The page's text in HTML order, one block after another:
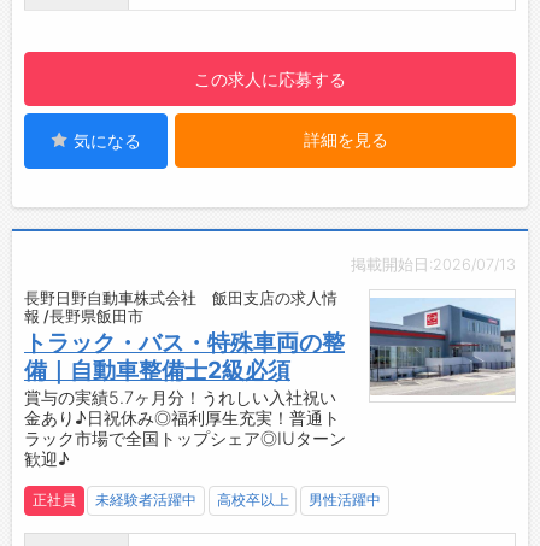
㈱天龍は、釣竿「ＴＥＮＲＹＵ」を手掛ける
釣竿は、設計開発〜完成品までを作る一貫生
釣竿、ゴルフシャフト共に好調な受注となっ
ており、幅広い世代が活躍し生産をしていま
【採用担当からのメッセージ】
釣竿を始めとした魅力ある製品だけでなく、
働く仲間がやりがいを持ち、働きやすい職場に
していくために、『全社員研修の実施』、『改
善提案活動』、『より良い組織づくり』など会
社として様々なことに挑戦し続けています。
皆さんの応募をお待ちしております。
またSDGｓなど環境への意識が高まってお
り、今後の社会においてますます重要な役割を
担っていくことが想定されます。
・新しいことを積極的に取り入れ変化していこ
長してまいりました。
裁量を持って働くことができ、9割が中途社
・20代後半で部署リーダー、30代半ばで部長
になる社員もおり、適性と業務への姿勢等を重
視した評価を行っております。
【入社後イメージ】
・初日：会社説明や社内の案内など
・1ヶ月：まずは調査測定の現場へ同行し、実際
・半年～1年：先輩に同行しながら、知識をつけ
慣れていきます。
この求人に応募する
気になる 詳細を見る
掲載開始日:2026/07/13
長野日野自動車株式会社 飯田支店の求人情
報 /長野県飯田市
トラック・バス・特殊車両の整
備｜自動車整備士2級必須
賞与の実績5.7ヶ月分！うれしい入社祝い
金あり♪日祝休み◎福利厚生充実！普通ト
ラック市場で全国トップシェア◎IUターン
歓迎♪
正社員 未経験者活躍中 高校卒以上 男性活躍中